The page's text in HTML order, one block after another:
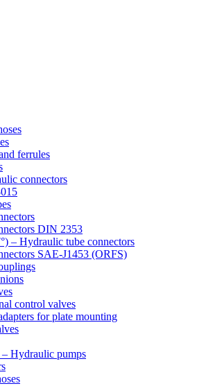
ferrules
connectors
DIN 2353
– Hydraulic tube connectors
SAE-J1453 (ORFS)
control valves
for plate mounting
– Hydraulic pumps